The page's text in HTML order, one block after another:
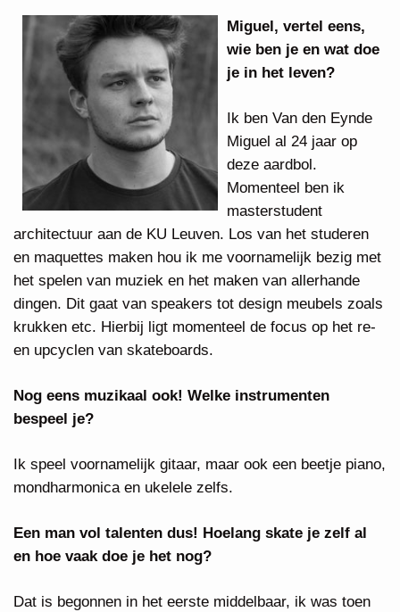
Miguel, vertel eens,
wie ben je en wat doe
je in het leven?
Ik ben Van den Eynde
Miguel al 24 jaar op
deze aardbol.
Momenteel ben ik
masterstudent
architectuur aan de KU Leuven. Los van het studeren
en maquettes maken hou ik me voornamelijk bezig met
het spelen van muziek en het maken van allerhande
dingen. Dit gaat van speakers tot design meubels zoals
krukken etc. Hierbij ligt momenteel de focus op het re-
en upcyclen van skateboards.
Nog eens muzikaal ook! Welke instrumenten
bespeel je?
Ik speel voornamelijk gitaar, maar ook een beetje piano,
mondharmonica en ukelele zelfs.
Een man vol talenten dus! Hoelang skate je zelf al
en hoe vaak doe je het nog?
Dat is begonnen in het eerste middelbaar, ik was toen